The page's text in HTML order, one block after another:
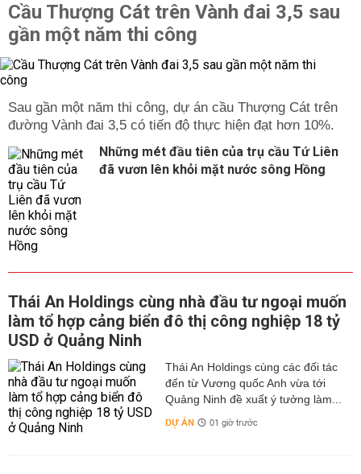
Cầu Thượng Cát trên Vành đai 3,5 sau
gần một năm thi công
Sau gần một năm thi công, dự án cầu Thượng Cát trên
đường Vành đai 3,5 có tiến độ thực hiện đạt hơn 10%.
Những mét đầu tiên của trụ cầu Tứ Liên
đã vươn lên khỏi mặt nước sông Hồng
Thái An Holdings cùng nhà đầu tư ngoại muốn
làm tổ hợp cảng biển đô thị công nghiệp 18 tỷ
USD ở Quảng Ninh
Thái An Holdings cùng các đối tác
đến từ Vương quốc Anh vừa tới
Quảng Ninh đề xuất ý tưởng làm...
DỰ ÁN 01 giờ trước